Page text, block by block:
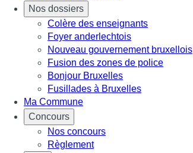
Nos dossiers
Colère des enseignants
Foyer anderlechtois
Nouveau gouvernement bruxellois
Fusion des zones de police
Bonjour Bruxelles
Fusillades à Bruxelles
Ma Commune
Concours
Nos concours
Règlement